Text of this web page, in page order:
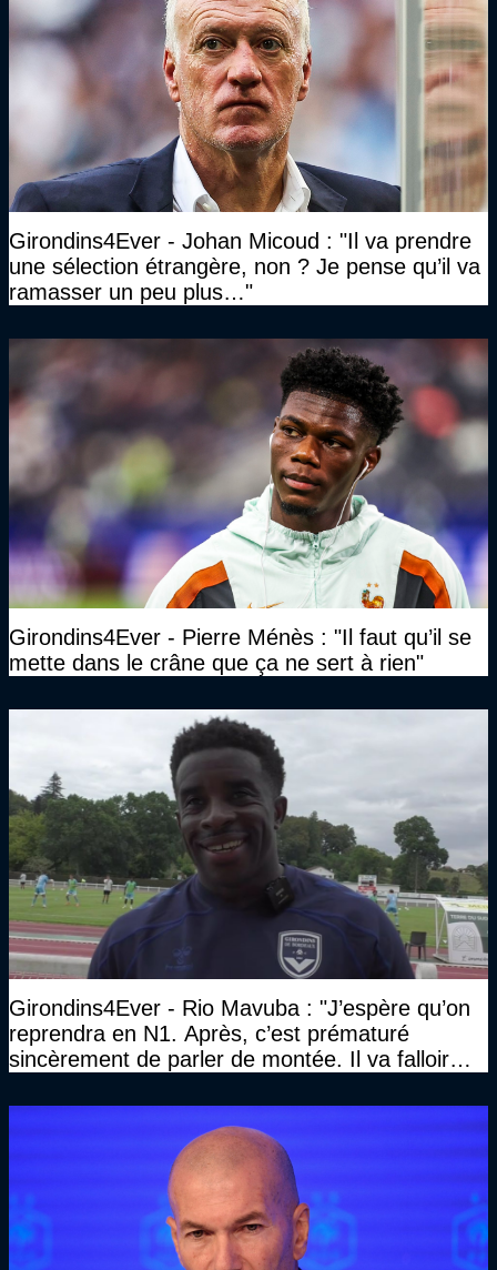
Girondins4Ever - Johan Micoud : "Il va prendre
une sélection étrangère, non ? Je pense qu’il va
ramasser un peu plus…"
Girondins4Ever - Pierre Ménès : "Il faut qu’il se
mette dans le crâne que ça ne sert à rien"
Girondins4Ever - Rio Mavuba : "J’espère qu’on
reprendra en N1. Après, c’est prématuré
sincèrement de parler de montée. Il va falloir